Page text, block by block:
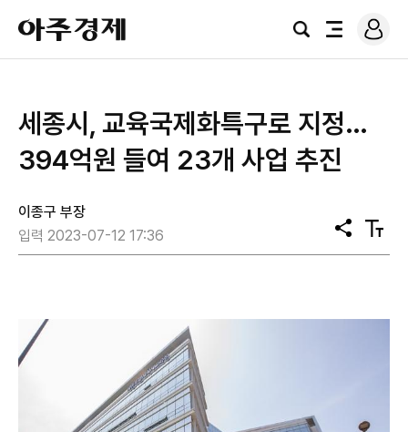
아
주
경
검
전
로
그
세종시, 교육국제화특구로 지정…
394억원 들여 23개 사업 추진
이종구 부장
입력 2023-07-12 17:36
공
유
텍
스